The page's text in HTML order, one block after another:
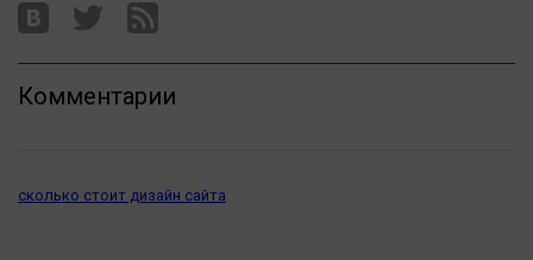
Комментарии
сколько стоит дизайн сайта